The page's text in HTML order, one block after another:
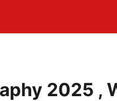
2025 ,